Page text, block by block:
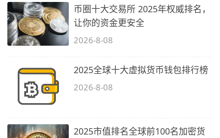
币圈十大交易所 2025年权威排名，
让你的资金更安全
2026-8-08
2025全球十大虚拟货币钱包排行榜
2026-8-08
2025市值排名全球前100名加密货